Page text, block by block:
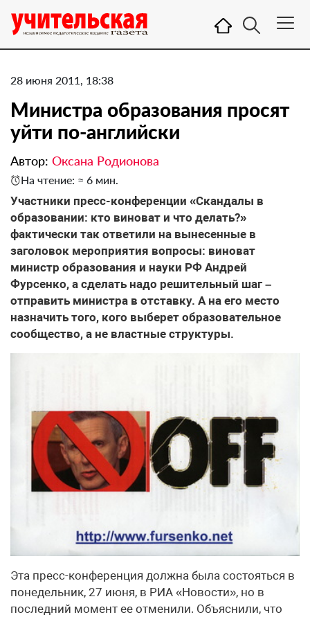
28 июня 2011, 18:38
Министра образования просят
уйти по-английски
Автор: Оксана Родионова
На чтение: ≈ 6 мин.
Участники пресс-конференции «Скандалы в
образовании: кто виноват и что делать?»
фактически так ответили на вынесенные в
заголовок мероприятия вопросы: виноват
министр образования и науки РФ Андрей
Фурсенко, а сделать надо решительный шаг –
отправить министра в отставку. А на его место
назначить того, кого выберет образовательное
сообщество, а не властные структуры.
Эта пресс-конференция должна была состояться в
понедельник, 27 июня, в РИА «Новости», но в
последний момент ее отменили. Объяснили, что